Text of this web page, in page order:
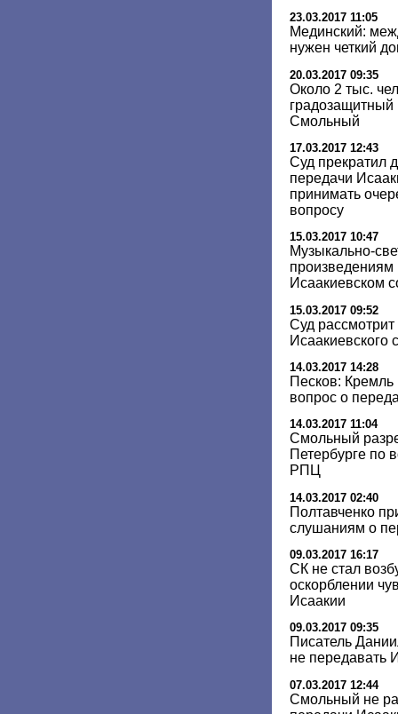
23.03.2017 11:05
Мединский:
нужен четкий
20.03.2017 09:35
Около 2 тыс.
градозащитный
Смольный
17.03.2017 12:43
Суд прекратил
передачи
принимать
вопросу
15.03.2017 10:47
Музыкально-
произведениям
Исаакиевском
15.03.2017 09:52
Суд
14.03.2017 14:28
Песков:
вопрос о
14.03.2017 11:04
Смольный
Петербурге по
РПЦ
14.03.2017 02:40
Полтавченко
слушаниям о
09.03.2017 16:17
СК не стал
оскорблении
Исаакии
09.03.2017 09:35
Писатель
не передавать
07.03.2017 12:44
Смольный не